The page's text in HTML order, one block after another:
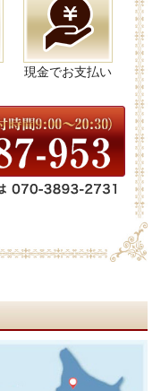
現金でお支払い